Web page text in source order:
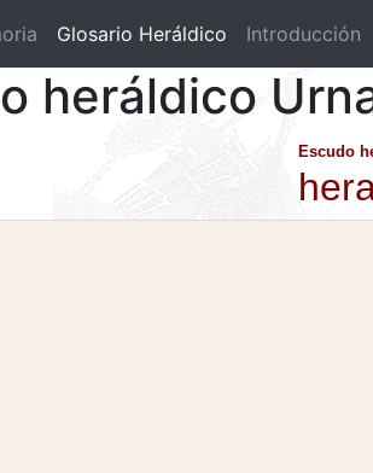
(current)
Glosario Heráldico Introducción
heráldico
Escudo